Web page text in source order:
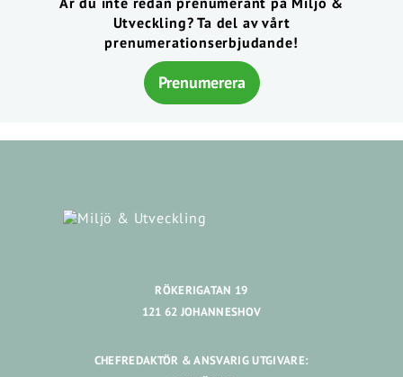
Utveckling? Ta del av vårt
prenumerationserbjudande!
Prenumerera
RÖKERIGATAN 19
121 62 JOHANNESHOV
CHEFREDAKTÖR & ANSVARIG UTGIVARE: